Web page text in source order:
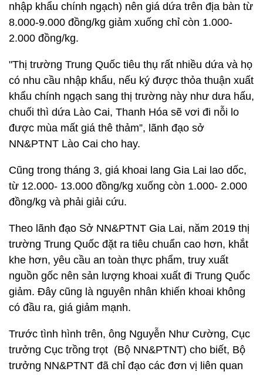
nhập khẩu chính ngạch) nên giá dứa trên địa bàn từ
8.000-9.000 đồng/kg giảm xuống chỉ còn 1.000-
2.000 đồng/kg.
"Thị trường Trung Quốc tiêu thụ rất nhiều dứa và họ
có nhu cầu nhập khẩu, nếu ký được thỏa thuận xuất
khẩu chính ngạch sang thị trường này như dưa hấu,
chuối thì dứa Lào Cai, Thanh Hóa sẽ vơi đi nỗi lo
được mùa mất giá thê thảm”, lãnh đạo sở
NN&PTNT Lào Cai cho hay.
Cũng trong tháng 3, giá khoai lang Gia Lai lao dốc,
từ 12.000- 13.000 đồng/kg xuống còn 1.000- 2.000
đồng/kg và phải giải cứu.
Theo lãnh đạo Sở NN&PTNT Gia Lai, năm 2019 thị
trường Trung Quốc đặt ra tiêu chuẩn cao hơn, khắt
khe hơn, yêu cầu an toàn thực phẩm, truy xuất
nguồn gốc nên sản lượng khoai xuất đi Trung Quốc
giảm. Đây cũng là nguyên nhân khiến khoai không
có đầu ra, giá giảm mạnh.
Trước tình hình trên, ông Nguyễn Như Cường, Cục
trưởng Cục trồng trọt (Bộ NN&PTNT) cho biết, Bộ
trưởng NN&PTNT đã chỉ đạo các đơn vị liên quan